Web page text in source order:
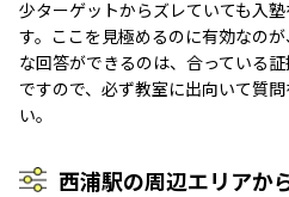
少ターゲットからズレていても入
す。ここを見極めるのに有効なの
な回答ができるのは、合っている証
ですので、必ず教室に出向いて質
い。
西浦駅の周辺エリアか